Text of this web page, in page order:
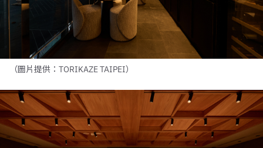
（圖片提供：TORIKAZE TAIPEI）